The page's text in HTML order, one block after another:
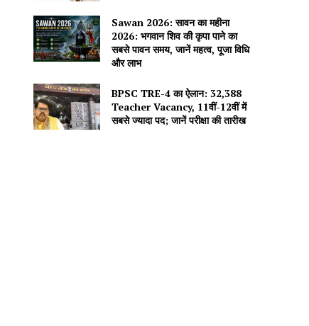
Sawan 2026: सावन का महीना
2026: भगवान शिव की कृपा पाने का
सबसे पावन समय, जानें महत्व, पूजा विधि
और लाभ
BPSC TRE-4 का ऐलान: 32,388
Teacher Vacancy, 11वीं-12वीं में
सबसे ज्यादा पद; जानें परीक्षा की तारीख